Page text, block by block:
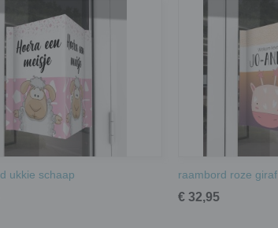
ukkie schaap raambord roze giraf
€ 32,95